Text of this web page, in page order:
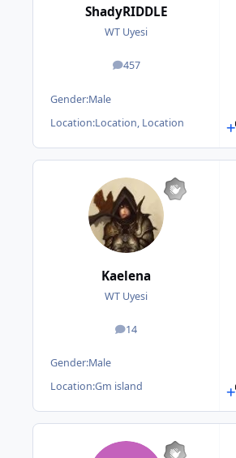
ShadyRIDDLE
WT Uyesi
457
posts
Gender:Male
Location:Location, Location
Kaelena
WT Uyesi
14
posts
Gender:Male
Location:Gm island